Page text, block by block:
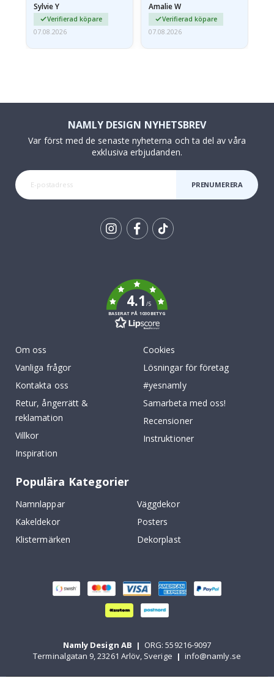
Sylvie Y
Verifierad köpare
07.08.2026
Amalie W
Verifierad köpare
07.08.2026
NAMLY DESIGN NYHETSBREV
Var först med de senaste nyheterna och ta del av våra
exklusiva erbjudanden.
PRENUMERERA
4.1/5
BASERAT PÅ 1030 BETYG
Om oss
Vanliga frågor
Kontakta oss
Retur, ångerrätt &
reklamation
Villkor
Inspiration
Cookies
Lösningar för företag
#yesnamly
Samarbeta med oss!
Recensioner
Instruktioner
Populära Kategorier
Namnlappar
Väggdekor
Kakeldekor
Posters
Klistermärken
Dekorplast
Namly Design AB | ORG: 559216-9097
Terminalgatan 9, 23261 Arlöv, Sverige | info@namly.se